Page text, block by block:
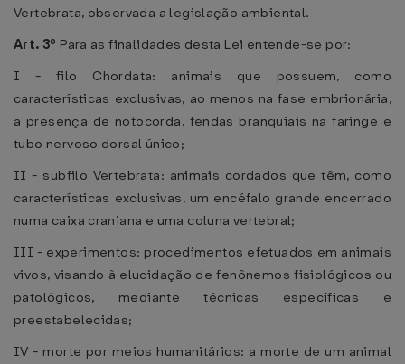
Vertebrata, observada a legislação ambiental.
Art. 3º Para as finalidades desta Lei entende-se por:
I - filo Chordata: animais que possuem, como
características exclusivas, ao menos na fase embrionária,
a presença de notocorda, fendas branquiais na faringe e
tubo nervoso dorsal único;
II - subfilo Vertebrata: animais cordados que têm, como
características exclusivas, um encéfalo grande encerrado
numa caixa craniana e uma coluna vertebral;
III - experimentos: procedimentos efetuados em animais
vivos, visando à elucidação de fenônemos fisiológicos ou
patológicos, mediante técnicas específicas e
preestabelecidas;
IV - morte por meios humanitários: a morte de um animal